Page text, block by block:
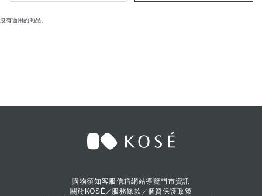
沒有適用的商品。
購物須知客服信箱網站導覽門市資訊
關於KOSÉ
服務條款 個資保護政策